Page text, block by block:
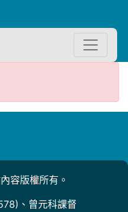
容版權所有。
、曾元科課督